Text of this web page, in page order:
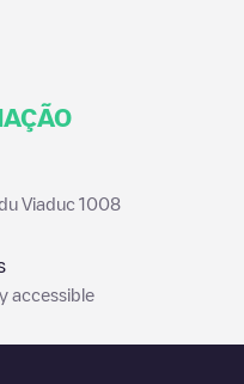
Viaduc 1008
accessible